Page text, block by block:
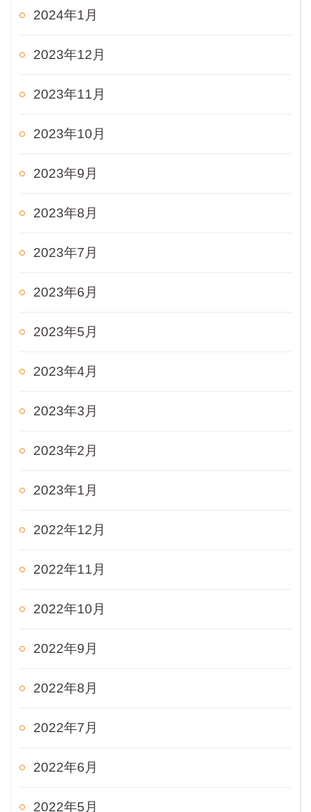
2024年1月
2023年12月
2023年11月
2023年10月
2023年9月
2023年8月
2023年7月
2023年6月
2023年5月
2023年4月
2023年3月
2023年2月
2023年1月
2022年12月
2022年11月
2022年10月
2022年9月
2022年8月
2022年7月
2022年6月
2022年5月